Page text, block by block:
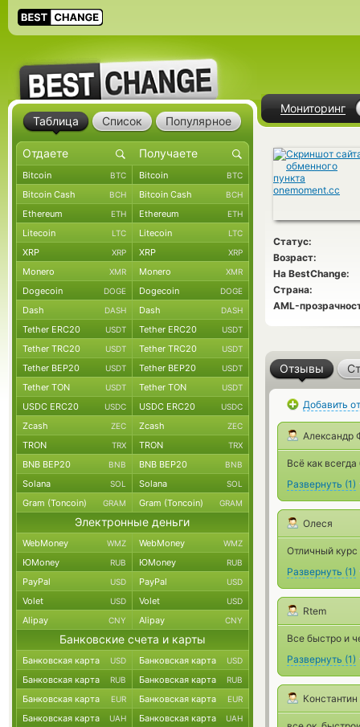
Мониторинг
Статус:
Возраст:
На BestChange:
Страна:
AML-
Отзывы
Добавить
Александр
Всё как
Развернуть (1)
Олеся
Отличный
Развернуть (1)
Rtem
Все быстро и
Развернуть (1)
Константин
Таблица Список Популярное
Bitcoin BTC Bitcoin BTC
Bitcoin Cash BCH Bitcoin Cash BCH
Ethereum ETH Ethereum ETH
Litecoin LTC Litecoin LTC
XRP XRP XRP XRP
Monero XMR Monero XMR
Dogecoin DOGE Dogecoin DOGE
Dash DASH Dash DASH
Tether ERC20 USDT Tether ERC20 USDT
Tether TRC20 USDT Tether TRC20 USDT
Tether BEP20 USDT Tether BEP20 USDT
Tether TON USDT Tether TON USDT
USDC ERC20 USDC USDC ERC20 USDC
Zcash ZEC Zcash ZEC
TRON TRX TRON TRX
BNB BEP20 BNB BNB BEP20 BNB
Solana SOL Solana SOL
Gram (Toncoin) GRAM Gram (Toncoin) GRAM
Электронные деньги
WebMoney WMZ WebMoney WMZ
ЮMoney RUB ЮMoney RUB
PayPal USD PayPal USD
Volet USD Volet USD
Alipay CNY Alipay CNY
Банковские счета и карты
Банковская карта USD Банковская карта USD
Банковская карта RUB Банковская карта RUB
Банковская карта EUR Банковская карта EUR
Банковская карта UAH Банковская карта UAH